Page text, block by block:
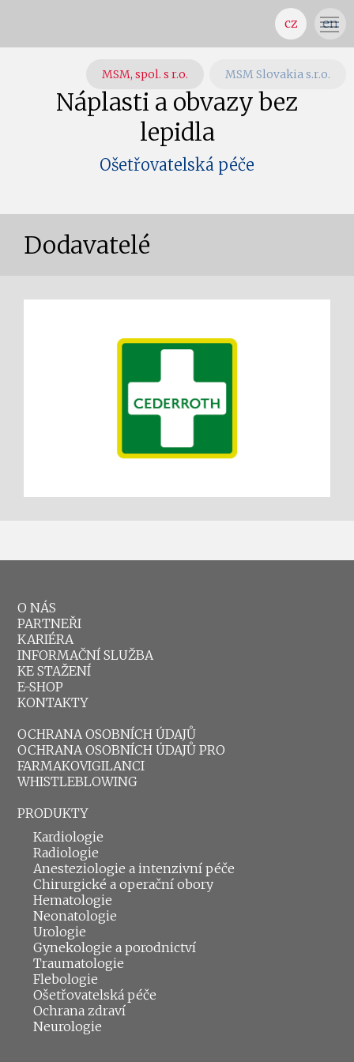
cz en
MSM, spol. s r.o. MSM Slovakia s.r.o.
Náplasti a obvazy bez
lepidla
Ošetřovatelská péče
Dodavatelé
O NÁS
PARTNEŘI
KARIÉRA
INFORMAČNÍ SLUŽBA
KE STAŽENÍ
E-SHOP
KONTAKTY
OCHRANA OSOBNÍCH ÚDAJŮ
OCHRANA OSOBNÍCH ÚDAJŮ PRO
FARMAKOVIGILANCI
WHISTLEBLOWING
PRODUKTY
Kardiologie
Radiologie
Anesteziologie a intenzivní péče
Chirurgické a operační obory
Hematologie
Neonatologie
Urologie
Gynekologie a porodnictví
Traumatologie
Flebologie
Ošetřovatelská péče
Ochrana zdraví
Neurologie